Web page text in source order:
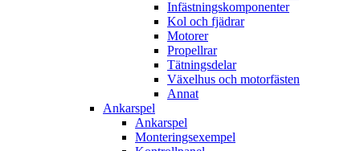
Infästningskomponenter
Kol och fjädrar
Motorer
Propellrar
Tätningsdelar
Växelhus och motorfästen
Annat
Ankarspel
Ankarspel
Monteringsexempel